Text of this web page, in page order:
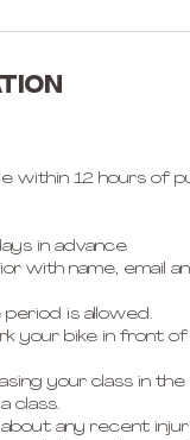
within 12 hours of
in advance
with name, email
is allowed.
your bike in front
your class in
class.
any recent